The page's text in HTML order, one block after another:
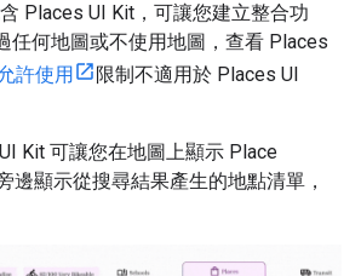
Places UI Kit，可讓您建立整合功
任何地圖或不使用地圖，查看 Places
許使用
限制不適用於 Places UI
Kit 可讓您在地圖上顯示 Place
邊顯示從搜尋結果產生的地點清單，